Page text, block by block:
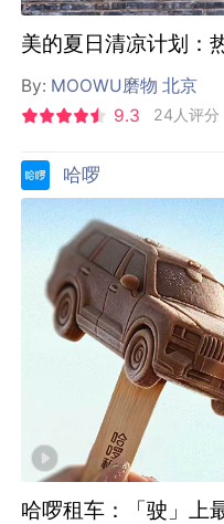
美的夏日清凉计划：
By: MOOWU磨物 北京
9.3
24人评分
哈啰
哈啰租车：「驶」上